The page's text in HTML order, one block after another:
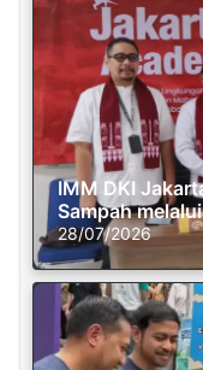
IMM DKI
Sampah
28/07/2026